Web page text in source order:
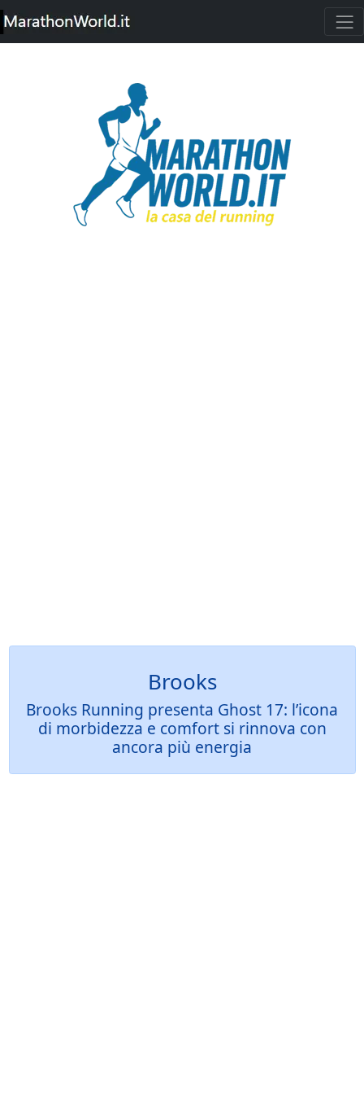
Brooks
Brooks Running presenta Ghost 17: l’icona
di morbidezza e comfort si rinnova con
ancora più energia